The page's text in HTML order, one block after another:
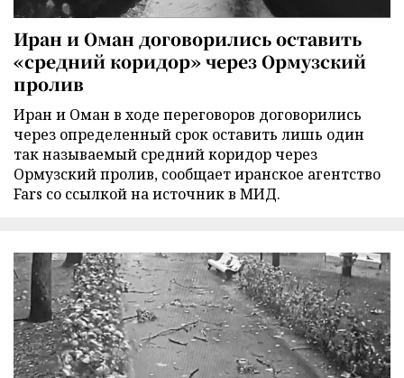
Иран и Оман договорились оставить
«средний коридор» через Ормузский
пролив
Иран и Оман в ходе переговоров договорились
через определенный срок оставить лишь один
так называемый средний коридор через
Ормузский пролив, сообщает иранское агентство
Fars со ссылкой на источник в МИД.